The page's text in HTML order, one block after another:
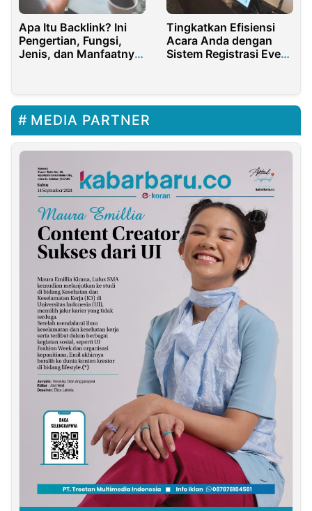
Apa Itu Backlink? Ini
Pengertian, Fungsi,
Jenis, dan Manfaatnya
Tingkatkan Efisiensi
Acara Anda dengan
Sistem Registrasi Event
MEDIA PARTNER